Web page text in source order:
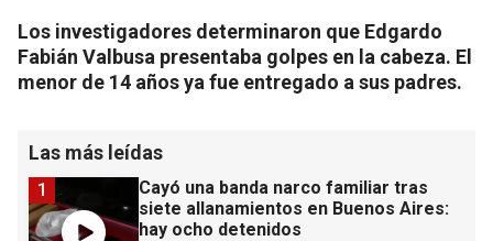
Los investigadores determinaron que Edgardo
Fabián Valbusa presentaba golpes en la cabeza. El
menor de 14 años ya fue entregado a sus padres.
Las más leídas
Cayó una banda narco familiar tras
siete allanamientos en Buenos Aires:
hay ocho detenidos
1